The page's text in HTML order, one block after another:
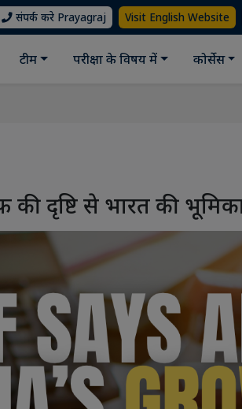
संपर्क करे Prayagraj Visit English Website
टीम परीक्षा के विषय में कोर्सेस
दृष्टि से भारत की